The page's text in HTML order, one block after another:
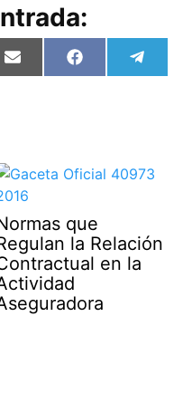
Compartir
en
E
m
Compartir
en
F
a
k
en
e
m
que
la Relación
en la